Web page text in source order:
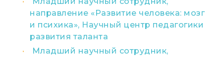
направление «Развитие человека: мозг
и психика», Научный центр педагогики
развития таланта
Младший научный сотрудник,